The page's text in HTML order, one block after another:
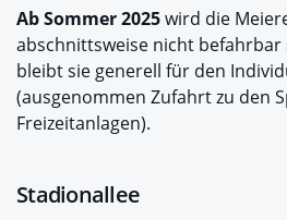
Ab Sommer 2025wird die
abschnittsweise nicht befahrbar
bleibt sie generell für den
(ausgenommen Zufahrt zu den
Freizeitanlagen).
Stadionallee